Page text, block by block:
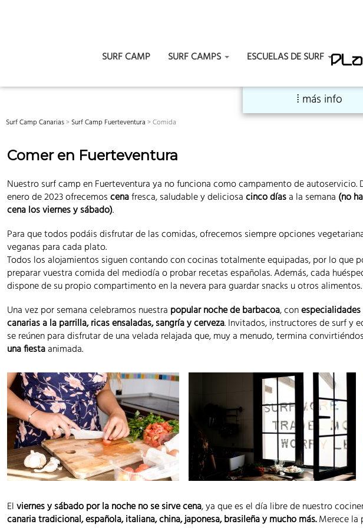
Skip
content
SURF CAMP SURF CAMPS ESCUELAS DE SURF
Surf Camp Canarias> Surf Camp Fuerteventura >Comida
Comer en Fuerteventura
Nuestro surf camp en Fuerteventura ya no funciona como campamento de autoservicio.
enero de 2023 ofrecemoscenafresca, saludable y deliciosacinco díasa la semana (no
cena los viernes y sábado).
Para que todos podáis disfrutar de las comidas, ofrecemos siempre opciones
veganas para cada plato.
Todos los alojamientos siguen contando con cocinas totalmente equipadas, por lo que
preparar vuestra comida del mediodía o probar recetas españolas. Además, cada
dispone de su propio compartimento en la nevera para guardar snacks u otros alimentos.
Una vez por semana celebramos nuestra popular noche de barbacoa, conespecialidades
canarias a la parrilla, ricas ensaladas, sangría y cerveza. Invitados, instructores de surf y
se reúnen para disfrutar de una velada relajada que, muy a menudo, termina
una fiestaanimada.
Elviernes y sábado por la noche no se sirve cena, ya que es el día libre de nuestro
canaria tradicional, española, italiana, china, japonesa, brasileña y mucho más.Merece la